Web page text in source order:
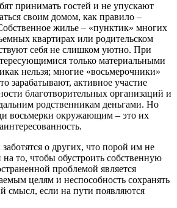
принимать гостей и не упускают
своим домом, как правило –
жилье – «пунктик» многих
квартирах или родительском
себя не слишком уютно. При
только материальными
нельзя; многие «восьмерочники»
зарабатывают, активное участие
благотворительных организаций и
родственникам деньгами. Но
восьмерки окружающим – это их
о других, что порой им не
на то, чтобы обустроить собственную
проблемой является
целям и неспособность сохранять
смысл, если на пути появляются